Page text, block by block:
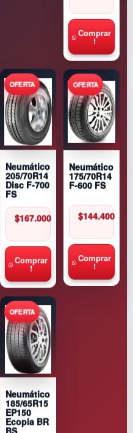
Comprar
!
Neumático
205/70R14
Disc F-700
FS
$167.000
Comprar
!
Neumático
175/70R14
F-600 FS
$144.400
Comprar
!
Neumático
185/65R15
EP150
Ecopia BR